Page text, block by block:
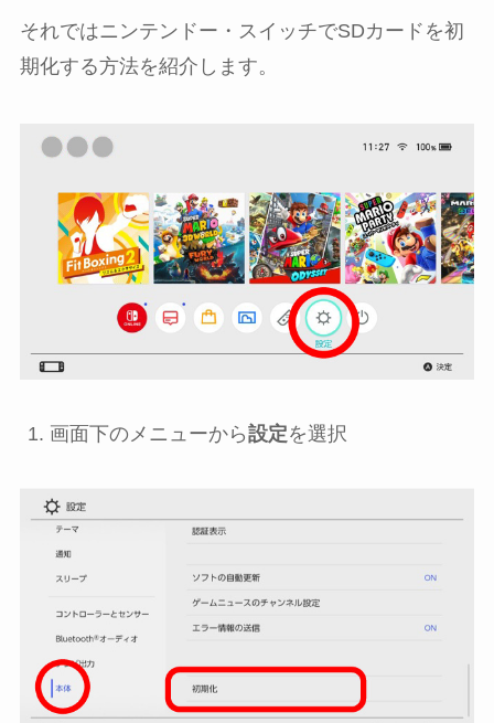
それではニンテンドー・スイッチでSDカードを初
期化する方法を紹介します。
画面下のメニューから設定を選択